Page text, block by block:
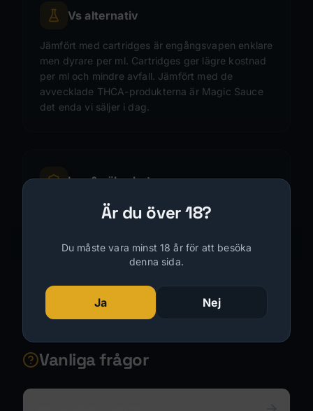
Är du över 18?
Du måste vara minst 18 år för att besöka
denna sida.
Ja Nej
Vs alternativ
Jämfört med cartridges är engångsvapen enklare
men dyrare per ml. Cartridges ger lägre kostnad
per ml och mindre avfall. Jämfört med de
avvecklade THCA-produkterna är Magic Sauce
det enda vi säljer i dag.
Lag & säkerhet
Vi säljer inga narkotikaklassade cannabinoider.
enlighet med narkotikastrafflagen (1968:64).
Magic Sauce är tredjepartstestat och säljs endast
Vanliga frågor